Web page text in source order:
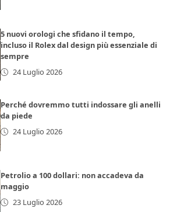
5 nuovi orologi che sfidano il tempo,
incluso il Rolex dal design più essenziale di
sempre
24 Luglio 2026
Perché dovremmo tutti indossare gli anelli
da piede
24 Luglio 2026
Petrolio a 100 dollari: non accadeva da
maggio
23 Luglio 2026